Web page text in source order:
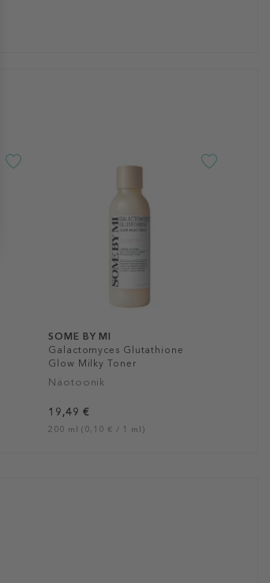
SOME BY MI
Galactomyces Glutathione
Glow Milky Toner
Näotoonik
19,49 €
200 ml (0,10 € / 1 ml)